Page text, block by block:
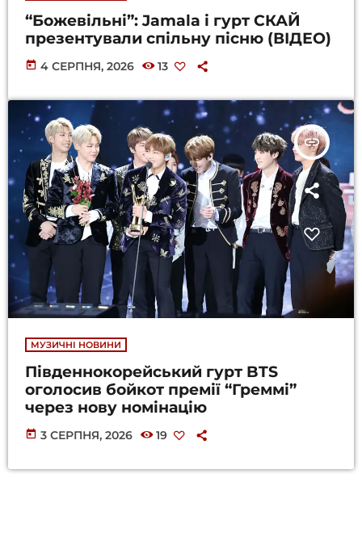
“Божевільні”: Jamala і гурт СКАЙ
презентували спільну пісню (ВІДЕО)
today 4 СЕРПНЯ, 2026 13
insert_link
МУЗИЧНІ НОВИНИ
Південнокорейський гурт BTS
оголосив бойкот премії “Греммі”
через нову номінацію
today 3 СЕРПНЯ, 2026 19